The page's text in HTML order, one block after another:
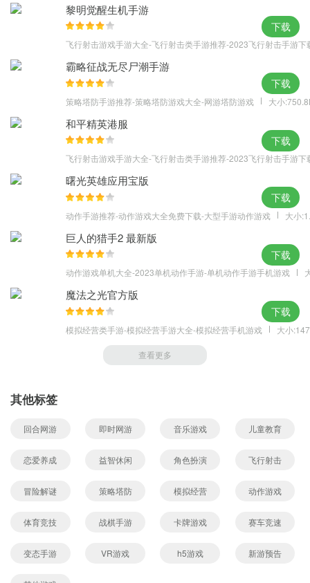
2、修复部分用户黑屏崩溃错误。
3、新增福袋功能。
黎明觉醒生机手游
飞行射击游戏手游大全-飞行射击类手游推荐-2023飞行射击手游下
下载
霸略征战无尽尸潮手游
策略塔防手游推荐-策略塔防游戏大全-网游塔防游戏 大小
下载
和平精英港服
飞行射击游戏手游大全-飞行射击类手游推荐-2023飞行射击手游下
下载
曙光英雄应用宝版
动作手游推荐-动作游戏大全免费下载-大型手游动作游戏 大小
下载
巨人的猎手2 最新版
动作游戏单机大全-2023单机动作手游-单机动作手游手机游戏
下载
魔法之光官方版
模拟经营类手游-模拟经营手游大全-模拟经营手机游戏 大小
下载
查看更多
其他标签
回合网游 即时网游 音乐游戏 儿童教育
恋爱养成 益智休闲 角色扮演 飞行射击
冒险解谜 策略塔防 模拟经营 动作游戏
体育竞技 战棋手游 卡牌游戏 赛车竞速
变态手游 VR游戏 h5游戏 新游预告